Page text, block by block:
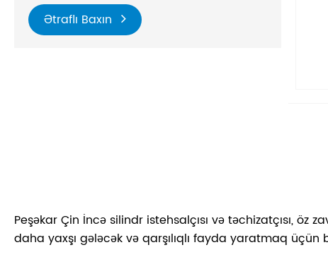
Ətraflı Baxın
Peşəkar Çin İncə silindr istehsalçısı və təchizatçısı,
daha yaxşı gələcək və qarşılıqlı fayda yaratmaq üçün